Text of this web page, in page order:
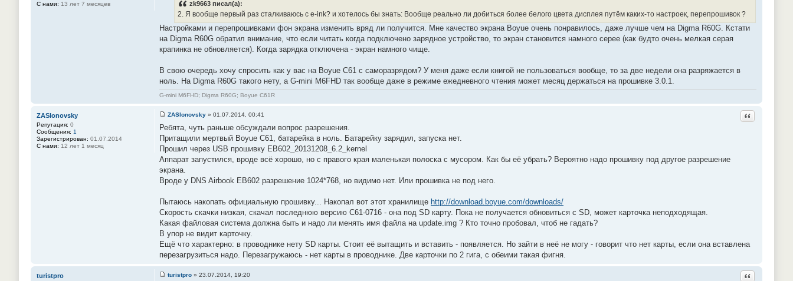
С нами: 13 лет 7 месяцев zk9663 писал(а):
2. Я вообще первый раз сталкиваюсь с e-ink? и хотелось бы знать: Вообще реально ли добиться более белого цвета дисплея путём каких-то настроек, перепрошивок ?
Настройками и перепрошивками фон экрана изменить вряд ли получится. Мне качество экрана Boyue очень понравилось, даже лучше чем на Digma R60G. Кстати
на Digma R60G обратил внимание, что если читать когда подключено зарядное устройство, то экран становится намного серее (как будто очень мелкая серая
крапинка не обновляется). Когда зарядка отключена - экран намного чище.
В свою очередь хочу спросить как у вас на Boyue C61 с саморазрядом? У меня даже если книгой не пользоваться вообще, то за две недели она разряжается в
ноль. На Digma R60G такого нету, а G-mini M6FHD так вообще даже в режиме ежедневного чтения может месяц держаться на прошивке 3.0.1.
G-mini M6FHD; Digma R60G; Boyue C61R
ZASlonovsky
Репутация: 0
Сообщения: 1
Зарегистрирован: 01.07.2014
С нами: 12 лет 1 месяц
Ответить с
о
б
щ
н
и
#
ZASlonovsky » 01.07.2014, 00:41
Ребята, чуть раньше обсуждали вопрос разрешения.
Притащили мертвый Boyue C61, батарейка в ноль. Батарейку зарядил, запуска нет.
Прошил через USB прошивку EB602_20131208_6.2_kernel
Аппарат запустился, вроде всё хорошо, но с правого края маленькая полоска с мусором. Как бы её убрать? Вероятно надо прошивку под другое разрешение
экрана.
Вроде у DNS Airbook EB602 разрешение 1024*768, но видимо нет. Или прошивка не под него.
Пытаюсь накопать официальную прошивку... Накопал вот этот хранилище http://download.boyue.com/downloads/
Скорость скачки низкая, скачал последнюю версию C61-0716 - она под SD карту. Пока не получается обновиться с SD, может карточка неподходящая.
Какая файловая система должна быть и надо ли менять имя файла на update.img ? Кто точно пробовал, чтоб не гадать?
В упор не видит карточку.
Ещё что характерно: в проводнике нету SD карты. Стоит её вытащить и вставить - появляется. Но зайти в неё не могу - говорит что нет карты, если она вставлена
перезагрузиться надо. Перезагружаюсь - нет карты в проводнике. Две карточки по 2 гига, с обеими такая фигня.
turistpro Ответить с
turistpro » 23.07.2014, 19:20